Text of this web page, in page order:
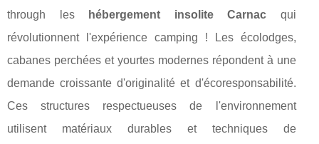
through les
hébergement insolite Carnac qui
révolutionnent l'expérience camping ! Les écolodges,
cabanes perchées et yourtes modernes répondent à une
demande croissante d'originalité et d'écoresponsabilité.
Ces structures respectueuses de l'environnement
utilisent matériaux durables et techniques de